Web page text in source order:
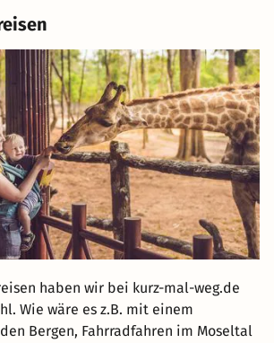
haben wir bei kurz-mal-weg.de
Wie wäre es z.B. mit einem
Bergen, Fahrradfahren im Moseltal